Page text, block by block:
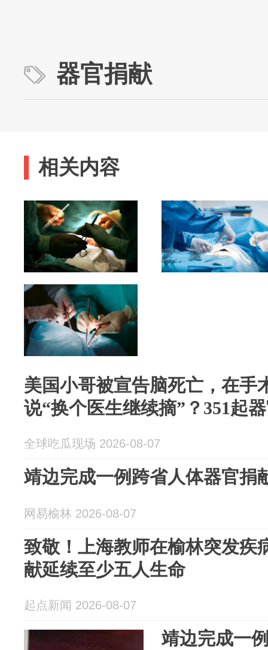
器官捐献
相关内容
美国小哥被宣告脑死亡，在手
说“换个医生继续摘”？351起
全球吃瓜现场 2026-08-07
靖边完成一例跨省人体器官捐
网易榆林 2026-08-07
致敬！上海教师在榆林突发疾
献延续至少五人生命
起点新闻 2026-08-07
靖边完成一